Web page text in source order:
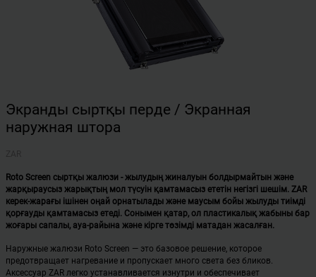
Экранды сыртқы перде / Экранная
наружная штора
Roto Screen сыртқы жалюзи - жылудың жиналуын болдырмайтын және
жарқыраусыз жарықтың мол түсуін қамтамасыз ететін негізгі шешім. ZAR
керек-жарағы ішінен оңай орнатылады және маусым бойы жылуды тиімді
қорғауды қамтамасыз етеді. Сонымен қатар, ол пластикалық жабыны бар
жоғары сапалы, ауа-райына және кірге төзімді матадан жасалған.
Наружные жалюзи Roto Screen — это базовое решение, которое
предотвращает нагревание и пропускает много света без бликов.
Аксессуар ZAR легко устанавливается изнутри и обеспечивает